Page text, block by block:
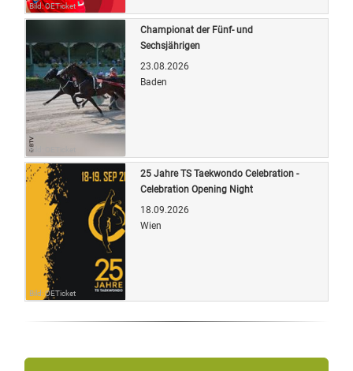
Bild: OETicket
Bild: OETicket
Championat der Fünf- und
Sechsjährigen
23.08.2026
Baden
Bild: OETicket
25 Jahre TS Taekwondo Celebration -
Celebration Opening Night
18.09.2026
Wien